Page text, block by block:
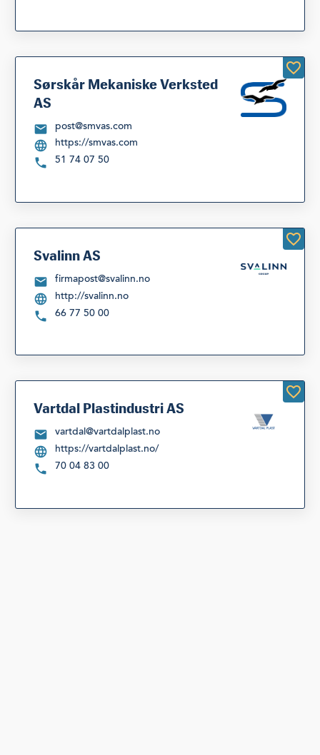
Sørskår Mekaniske Verksted
AS
post@smvas.com
https://smvas.com
51 74 07 50
Svalinn AS
firmapost@svalinn.no
http://svalinn.no
66 77 50 00
Vartdal Plastindustri AS
vartdal@vartdalplast.no
https://vartdalplast.no/
70 04 83 00